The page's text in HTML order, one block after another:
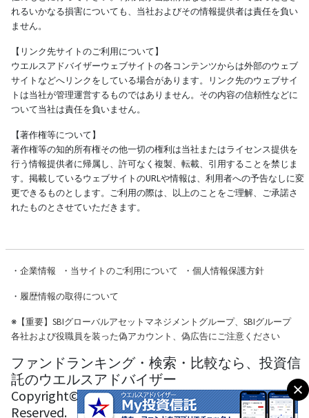
れるいかなる損害についても、当社およびその情報提供者は責任を負い
ません。
【リンク先サイトのご利用について】
ウエルスアドバイザーウェブサイトの各コンテンツからは外部のウェブ
サイトなどへリンクをしている場合があります。リンク先のウェブサイ
トは当社が管理運営するものではありません。その内容の信頼性などに
ついて当社は責任を負いません。
【著作権等について】
著作権等の知的所有権その他一切の権利は当社またはライセンス提供を
行う情報提供者に帰属し、許可なく複製、転載、引用することを禁じま
す。掲載しているウェブサイトのURLや情報は、利用者への予告なしに変
更できるものとします。ご利用の際は、以上のことをご理解、ご承諾さ
れたものとさせていただきます。
・ 企業情報 ・ 当サイトのご利用について ・ 個人情報保護方針
・ 履歴情報の取得について
※【重要】SBIグローバルアセットマネジメントグループ、SBIグループ
各社および役職員を装った偽アカウント、偽広告にご注意ください
ファンドランキング・検索・比較なら、投資信
託のウエルスアドバイザー
Copyright© Wealth Advisor Co., Ltd. All Rights
Reserved.